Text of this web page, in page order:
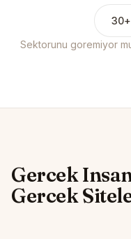
Sektorunu goremiyor
Gercek
Gercek